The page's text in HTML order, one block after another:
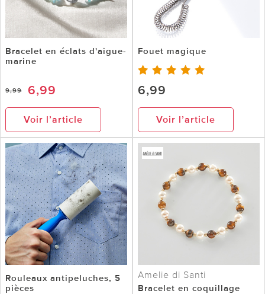
Bracelet en éclats d'aigue-
marine
9,99 6,99
Voir l’article
Fouet magique
6,99
Voir l’article
Rouleaux antipeluches, 5
pièces
Amelie di Santi
Bracelet en coquillage